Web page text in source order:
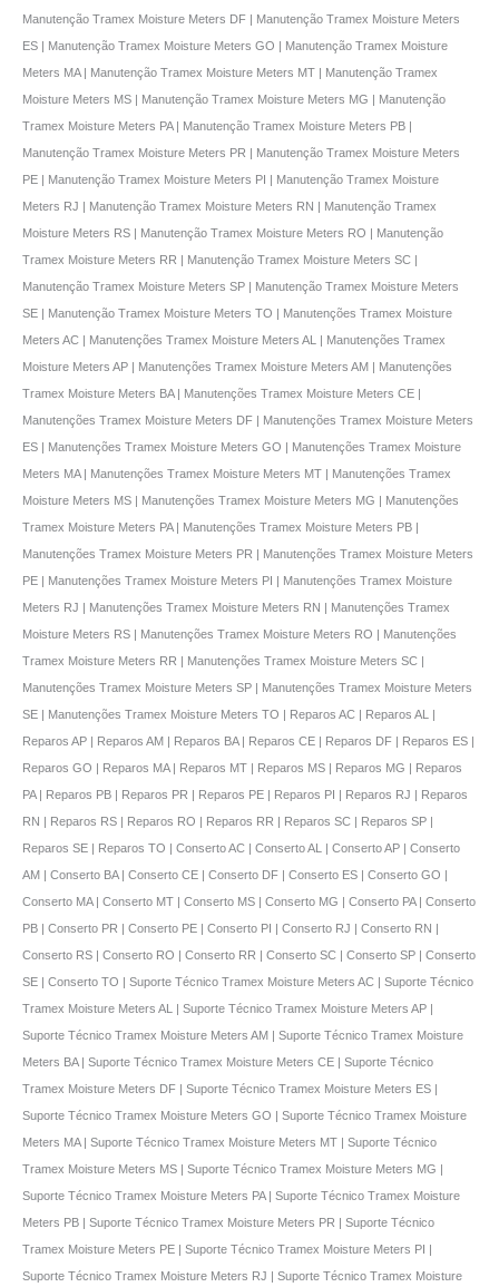
Manutenção Tramex Moisture Meters DF | Manutenção Tramex Moisture Meters
ES | Manutenção Tramex Moisture Meters GO | Manutenção Tramex Moisture
Meters MA | Manutenção Tramex Moisture Meters MT | Manutenção Tramex
Moisture Meters MS | Manutenção Tramex Moisture Meters MG | Manutenção
Tramex Moisture Meters PA | Manutenção Tramex Moisture Meters PB |
Manutenção Tramex Moisture Meters PR | Manutenção Tramex Moisture Meters
PE | Manutenção Tramex Moisture Meters PI | Manutenção Tramex Moisture
Meters RJ | Manutenção Tramex Moisture Meters RN | Manutenção Tramex
Moisture Meters RS | Manutenção Tramex Moisture Meters RO | Manutenção
Tramex Moisture Meters RR | Manutenção Tramex Moisture Meters SC |
Manutenção Tramex Moisture Meters SP | Manutenção Tramex Moisture Meters
SE | Manutenção Tramex Moisture Meters TO | Manutenções Tramex Moisture
Meters AC | Manutenções Tramex Moisture Meters AL | Manutenções Tramex
Moisture Meters AP | Manutenções Tramex Moisture Meters AM | Manutenções
Tramex Moisture Meters BA | Manutenções Tramex Moisture Meters CE |
Manutenções Tramex Moisture Meters DF | Manutenções Tramex Moisture Meters
ES | Manutenções Tramex Moisture Meters GO | Manutenções Tramex Moisture
Meters MA | Manutenções Tramex Moisture Meters MT | Manutenções Tramex
Moisture Meters MS | Manutenções Tramex Moisture Meters MG | Manutenções
Tramex Moisture Meters PA | Manutenções Tramex Moisture Meters PB |
Manutenções Tramex Moisture Meters PR | Manutenções Tramex Moisture Meters
PE | Manutenções Tramex Moisture Meters PI | Manutenções Tramex Moisture
Meters RJ | Manutenções Tramex Moisture Meters RN | Manutenções Tramex
Moisture Meters RS | Manutenções Tramex Moisture Meters RO | Manutenções
Tramex Moisture Meters RR | Manutenções Tramex Moisture Meters SC |
Manutenções Tramex Moisture Meters SP | Manutenções Tramex Moisture Meters
SE | Manutenções Tramex Moisture Meters TO | Reparos AC | Reparos AL |
Reparos AP | Reparos AM | Reparos BA | Reparos CE | Reparos DF | Reparos ES |
Reparos GO | Reparos MA | Reparos MT | Reparos MS | Reparos MG | Reparos
PA | Reparos PB | Reparos PR | Reparos PE | Reparos PI | Reparos RJ | Reparos
RN | Reparos RS | Reparos RO | Reparos RR | Reparos SC | Reparos SP |
Reparos SE | Reparos TO | Conserto AC | Conserto AL | Conserto AP | Conserto
AM | Conserto BA | Conserto CE | Conserto DF | Conserto ES | Conserto GO |
Conserto MA | Conserto MT | Conserto MS | Conserto MG | Conserto PA | Conserto
PB | Conserto PR | Conserto PE | Conserto PI | Conserto RJ | Conserto RN |
Conserto RS | Conserto RO | Conserto RR | Conserto SC | Conserto SP | Conserto
SE | Conserto TO | Suporte Técnico Tramex Moisture Meters AC | Suporte Técnico
Tramex Moisture Meters AL | Suporte Técnico Tramex Moisture Meters AP |
Suporte Técnico Tramex Moisture Meters AM | Suporte Técnico Tramex Moisture
Meters BA | Suporte Técnico Tramex Moisture Meters CE | Suporte Técnico
Tramex Moisture Meters DF | Suporte Técnico Tramex Moisture Meters ES |
Suporte Técnico Tramex Moisture Meters GO | Suporte Técnico Tramex Moisture
Meters MA | Suporte Técnico Tramex Moisture Meters MT | Suporte Técnico
Tramex Moisture Meters MS | Suporte Técnico Tramex Moisture Meters MG |
Suporte Técnico Tramex Moisture Meters PA | Suporte Técnico Tramex Moisture
Meters PB | Suporte Técnico Tramex Moisture Meters PR | Suporte Técnico
Tramex Moisture Meters PE | Suporte Técnico Tramex Moisture Meters PI |
Suporte Técnico Tramex Moisture Meters RJ | Suporte Técnico Tramex Moisture